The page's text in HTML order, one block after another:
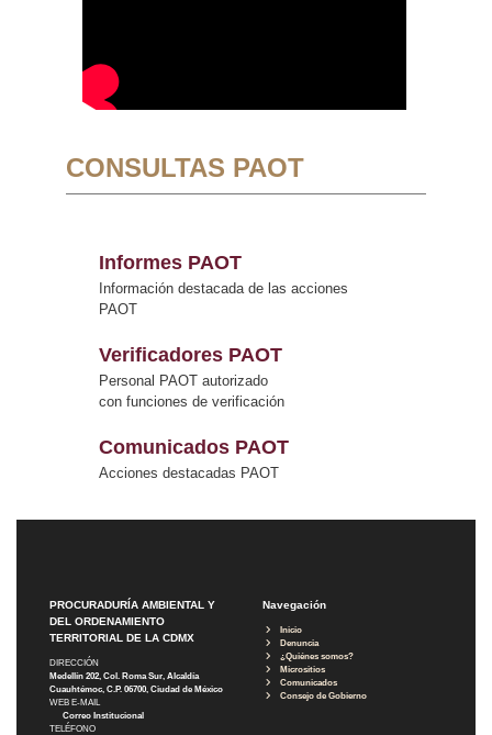
CONSULTAS PAOT
Informes PAOT
Información destacada de las acciones
PAOT
Verificadores PAOT
Personal PAOT autorizado
con funciones de verificación
Comunicados PAOT
Acciones destacadas PAOT
PROCURADURÍA AMBIENTAL Y
DEL ORDENAMIENTO
TERRITORIAL DE LA CDMX
DIRECCIÓN
Medellín 202, Col. Roma Sur, Alcaldía
Cuauhtémoc, C.P. 06700, Ciudad de México
WEB E-MAIL
Correo Institucional
TELÉFONO
Navegación
Inicio
Denuncia
¿Quiénes somos?
Micrositios
Comunicados
Consejo de Gobierno